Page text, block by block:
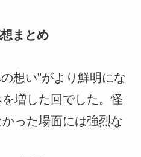
まとめ
想い”がより鮮明にな
増した回でした。怪
った場面には強烈な